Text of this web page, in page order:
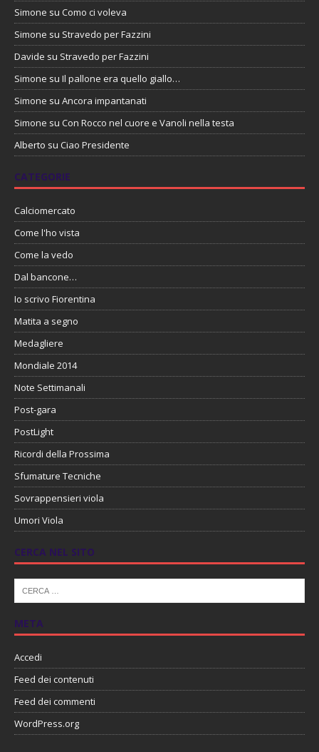
Simone su Como ci voleva
Simone su Stravedo per Fazzini
Davide su Stravedo per Fazzini
Simone su Il pallone era quello giallo…
Simone su Ancora impantanati
Simone su Con Rocco nel cuore e Vanoli nella testa
Alberto su Ciao Presidente
CATEGORIE
Calciomercato
Come l'ho vista
Come la vedo
Dal bancone…
Io scrivo Fiorentina
Matita a segno
Medagliere
Mondiale 2014
Note Settimanali
Post-gara
PostLight
Ricordi della Prossima
Sfumature Tecniche
Sovrappensieri viola
Umori Viola
CERCA NEL SITO
META
Accedi
Feed dei contenuti
Feed dei commenti
WordPress.org